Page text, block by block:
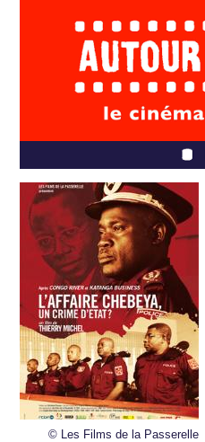
© Les Films de la Passerelle